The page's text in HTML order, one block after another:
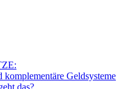
Geldsysteme
das?